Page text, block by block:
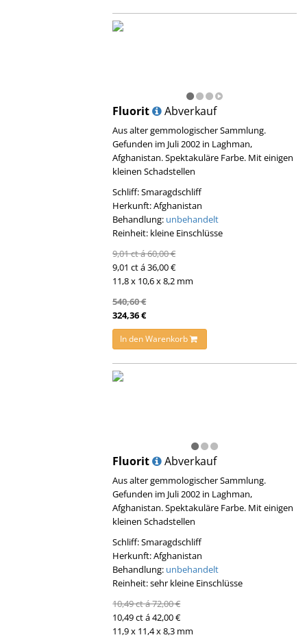
Fluorit Abverkauf
Aus alter gemmologischer Sammlung.
Gefunden im Juli 2002 in Laghman,
Afghanistan. Spektakuläre Farbe. Mit einigen
kleinen Schadstellen
Schliff: Smaragdschliff
Herkunft: Afghanistan
Behandlung: unbehandelt
Reinheit: kleine Einschlüsse
9,01 ct á 60,00 €
9,01 ct á 36,00 €
11,8 x 10,6 x 8,2 mm
540,60 €
324,36 €
In den Warenkorb
Fluorit Abverkauf
Aus alter gemmologischer Sammlung.
Gefunden im Juli 2002 in Laghman,
Afghanistan. Spektakuläre Farbe. Mit einigen
kleinen Schadstellen
Schliff: Smaragdschliff
Herkunft: Afghanistan
Behandlung: unbehandelt
Reinheit: sehr kleine Einschlüsse
10,49 ct á 72,00 €
10,49 ct á 42,00 €
11,9 x 11,4 x 8,3 mm